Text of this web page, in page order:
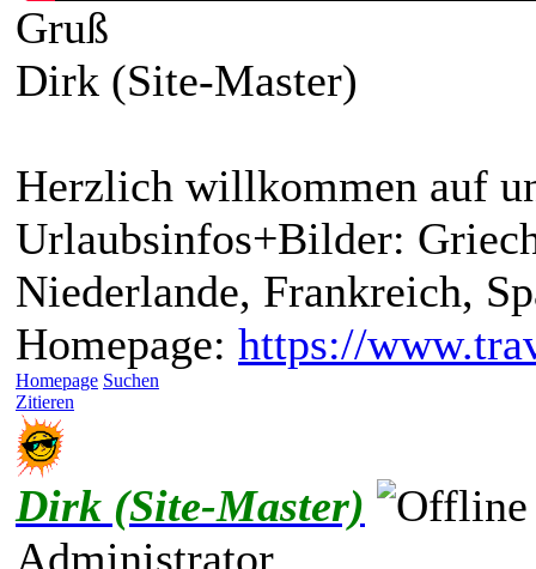
Gruß
Dirk (Site-Master)
Herzlich willkommen auf
Urlaubsinfos+Bilder:
Niederlande, Frankreich,
Homepage: https://
Homepage Suchen
Zitieren
Dirk (Site-Master)
Administrator